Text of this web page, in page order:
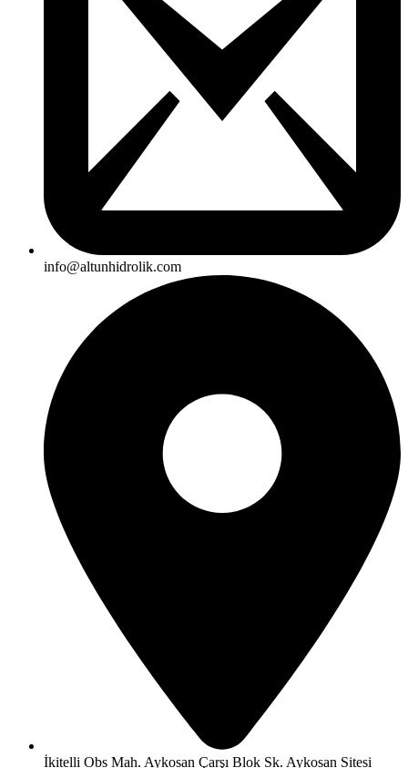
info@altunhidrolik.com
İkitelli Obs Mah. Aykosan Çarşı Blok Sk. Aykosan Sitesi